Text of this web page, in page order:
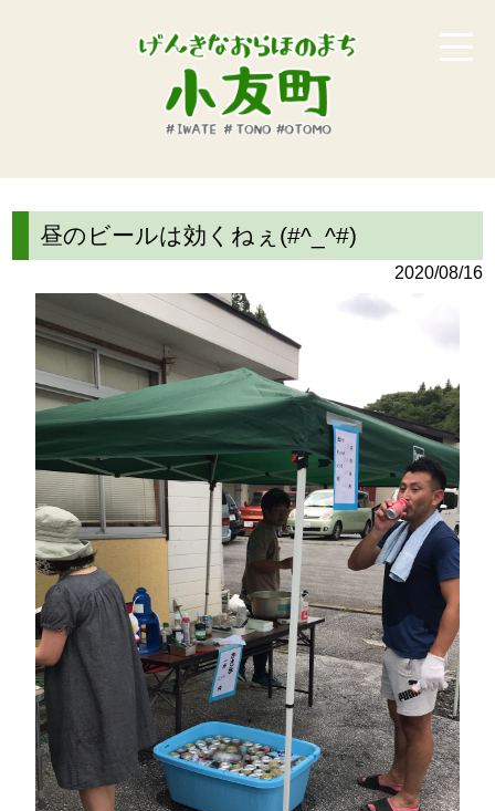
昼のビールは効くねぇ(#^_^#)
2020/08/16